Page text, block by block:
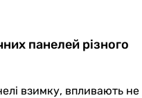
панелей різного
взимку, впливають не